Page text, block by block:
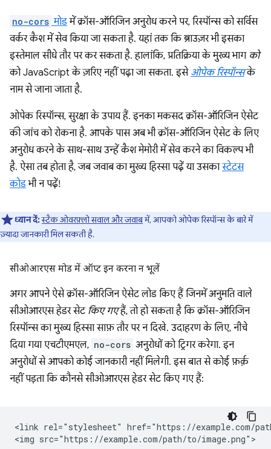
no-cors मोडमें क्रॉस-ऑरिजिन अनुरोध करने पर, रिस्पॉन्स को सर्विस
वर्कर कैश में सेव किया जा सकता है. यहां तक कि ब्राउज़र भी इसका
इस्तेमाल सीधे तौर पर कर सकता है. हालांकि, प्रतिक्रिया के मुख्य भाग को
को JavaScript के ज़रिए नहीं पढ़ा जा सकता. इसे ओपेक रिस्पॉन्सके
नाम से जाना जाता है.
ओपेक रिस्पॉन्स, सुरक्षा के उपाय हैं. इनका मकसद क्रॉस-ऑरिजिन ऐसेट
की जांच को रोकना है. आपके पास अब भी क्रॉस-ऑरिजिन ऐसेट के लिए
अनुरोध करने के साथ-साथ उन्हें कैश मेमोरी में सेव करने का विकल्प भी
है. ऐसा तब होता है, जब जवाब का मुख्य हिस्सा पढ़ें या उसकास्टेटस
कोडभी न पढ़ें!
ध्यान दें:स्टैक ओवरफ़्लो सवाल और जवाबमें, आपको ओपेक रिस्पॉन्स के बारे में
ज़्यादा जानकारी मिल सकती है.
सीओआरएस मोड में ऑप्ट इन करना न भूलें
अगर आपने ऐसे क्रॉस-ऑरिजिन ऐसेट लोड किए हैं जिनमें अनुमति वाले
सीओआरएस हेडर सेट किए गएहैं, तो हो सकता है कि क्रॉस-ऑरिजिन
रिस्पॉन्स का मुख्य हिस्सा साफ़ तौर पर न दिखे. उदाहरण के लिए, नीचे
दिया गया एचटीएमएल, no-cors अनुरोधों को ट्रिगर करेगा. इन
अनुरोधों से आपको कोई जानकारी नहीं मिलेगी. इस बात से कोई फ़र्क़
नहीं पड़ता कि कौनसे सीओआरएस हेडर सेट किए गए हैं:
<link rel="stylesheet" href="https://example.com/